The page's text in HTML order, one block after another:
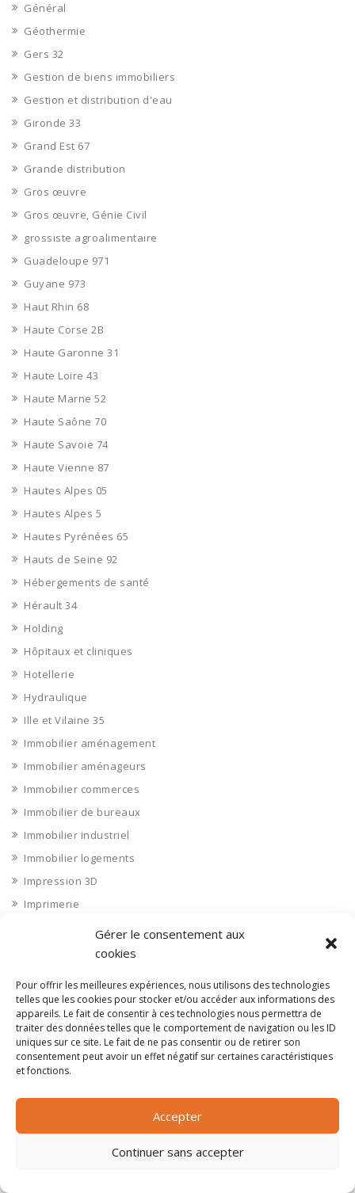
Gérer le consentement aux
cookies
Pour offrir les meilleures expériences, nous utilisons des technologies
telles que les cookies pour stocker et/ou accéder aux informations des
appareils. Le fait de consentir à ces technologies nous permettra de
traiter des données telles que le comportement de navigation ou les ID
uniques sur ce site. Le fait de ne pas consentir ou de retirer son
consentement peut avoir un effet négatif sur certaines caractéristiques
et fonctions.
Accepter
Continuer sans accepter
Général
Géothermie
Gers 32
Gestion de biens immobiliers
Gestion et distribution d'eau
Gironde 33
Grand Est 67
Grande distribution
Gros œuvre
Gros œuvre, Génie Civil
grossiste agroalimentaire
Guadeloupe 971
Guyane 973
Haut Rhin 68
Haute Corse 2B
Haute Garonne 31
Haute Loire 43
Haute Marne 52
Haute Saône 70
Haute Savoie 74
Haute Vienne 87
Hautes Alpes 05
Hautes Alpes 5
Hautes Pyrénées 65
Hauts de Seine 92
Hébergements de santé
Hérault 34
Holding
Hôpitaux et cliniques
Hotellerie
Hydraulique
Ille et Vilaine 35
Immobilier aménagement
Immobilier aménageurs
Immobilier commerces
Immobilier de bureaux
Immobilier industriel
Immobilier logements
Impression 3D
Imprimerie
Indre et Loire 37
Industrie chimique
Industrie divers
INDUSTRIE DIVERS : Autres industries
Industrie diverse
Industrie papier et carton
Industrie pharmaceutique